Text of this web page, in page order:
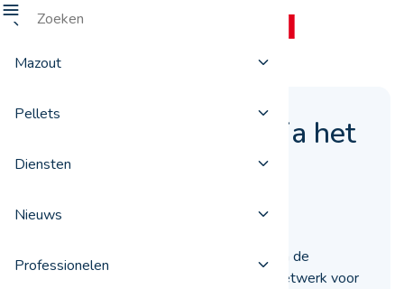
Mazout
Pellets
Diensten
Nieuws
Professionelen
Pellets bestellen via het
platform ProxiFuel
Ontdek hoe u pellets kunt bestellen via de
website van ProxiFuel, een nationaal netwerk voor